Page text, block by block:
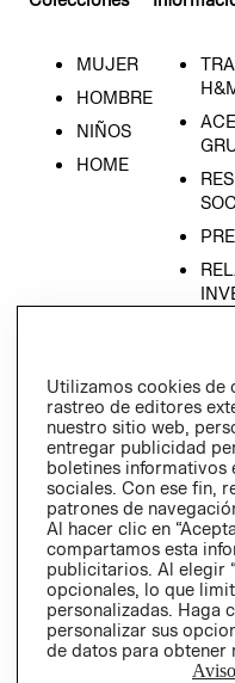
MUJER
HOMBRE
NIÑOS
HOME
Uruguay ($U)
Utilizamos cookies de
rastreo de editores
nuestro sitio web,
entregar publicidad
boletines informativos
sociales. Con ese fin,
patrones de
Al hacer clic en
compartamos esta
publicitarios. Al elegir
opcionales, lo que
personalizadas. Haga
personalizar sus
de datos para obtener